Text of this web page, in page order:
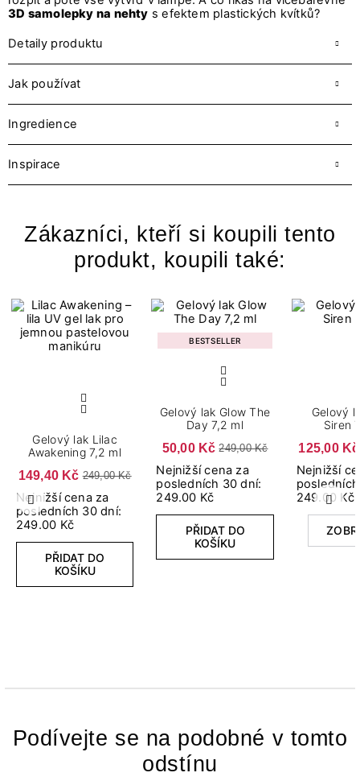
3D samolepky na nehty s efektem plastických kvítků?
Detaily produktu
Jak používat
Ingredience
Inspirace
Zákazníci, kteří si koupili tento
produkt, koupili také:
Předchozí Další
Gelový lak Lilac
Awakening 7,2 ml
149,40 Kč 249,00 Kč
Nejnižší cena za
posledních 30 dní:
249.00 Kč
PŘIDAT DO
KOŠÍKU
BESTSELLER
Gelový lak Glow The
Day 7,2 ml
50,00 Kč 249,00 Kč
Nejnižší cena za
posledních 30 dní:
249.00 Kč
PŘIDAT DO
KOŠÍKU
Gelový
Siren​
125,00 Kč
Nejnižší
249.00 Kč
Podívejte se na podobné v tomto
odstínu